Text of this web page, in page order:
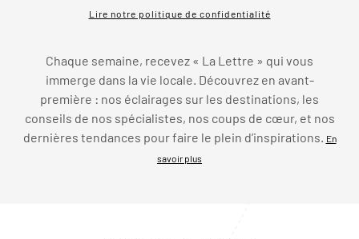
Lire notre politique de confidentialité
Chaque semaine, recevez « La Lettre » qui vous
immerge dans la vie locale. Découvrez en avant-
première : nos éclairages sur les destinations, les
conseils de nos spécialistes, nos coups de cœur, et nos
dernières tendances pour faire le plein d’inspirations.
En
savoir plus